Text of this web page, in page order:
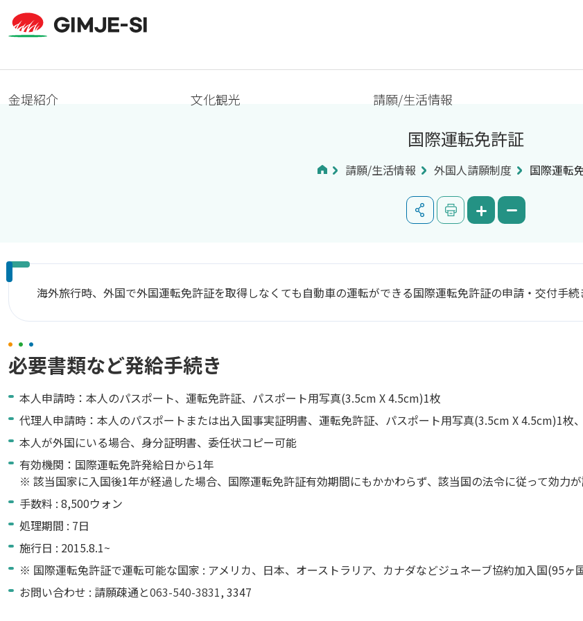
金堤紹介 文化観光 請願/生活情報
国際運転免許証
請願/生活情報 外国人請願制度 国際運転
海外旅行時、外国で外国運転免許証を取得しなくても自動車の運転ができる国際運転免許証の申請・交付手続
必要書類など発給手続き
本人申請時：本人のパスポート、運転免許証、パスポート用写真(3.5cm X 4.5cm)1枚
代理人申請時：本人のパスポートまたは出入国事実証明書、運転免許証、パスポート用写真(3.5cm X 4.5cm)1枚
本人が外国にいる場合、身分証明書、委任状コピー可能
有効機関：国際運転免許発給日から1年
※ 該当国家に入国後1年が経過した場合、国際運転免許証有効期間にもかかわらず、該当国の法令に従って効力が
手数料 : 8,500ウォン
処理期間 : 7日
施行日 : 2015.8.1~
※ 国際運転兔許証で運転可能な国家 : アメリカ、日本、オーストラリア、カナダなどジュネーブ協約加入国(95ヶ
お問い合わせ : 請願疎通と063-540-3831, 3347